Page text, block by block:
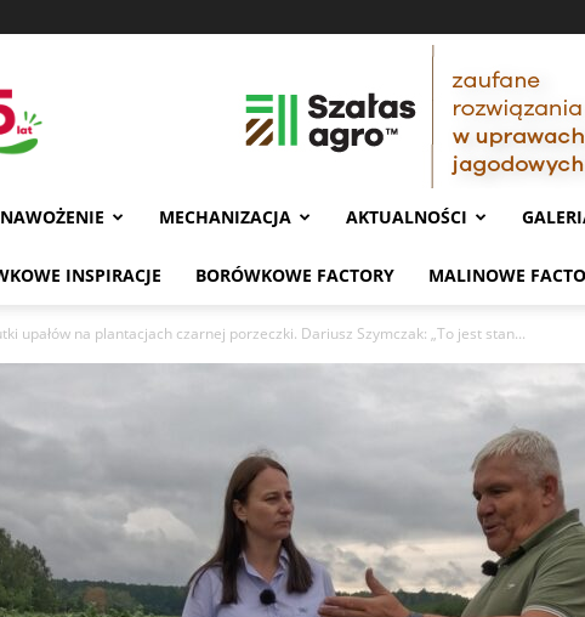
NAWOŻENIE MECHANIZACJA AKTUALNOŚCI
INSPIRACJE BORÓWKOWE FACTORY MALINOWE
upałów na plantacjach czarnej porzeczki. Dariusz Szymczak: „To jest stan...